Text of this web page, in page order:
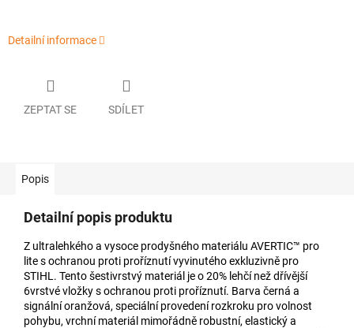
Detailní informace
ZEPTAT SE SDÍLET
Popis
Detailní popis produktu
Z ultralehkého a vysoce prodyšného materiálu AVERTIC™ pro
lite s ochranou proti proříznutí vyvinutého exkluzivně pro
STIHL. Tento šestivrstvý materiál je o 20% lehčí než dřívější
6vrstvé vložky s ochranou proti proříznutí. Barva černá a
signální oranžová, speciální provedení rozkroku pro volnost
pohybu, vrchní materiál mimořádně robustní, elastický a